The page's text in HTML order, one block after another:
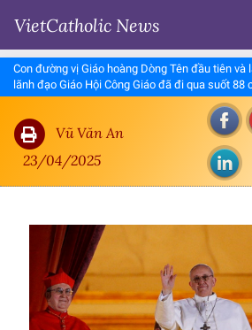
VietCatholic News
Con đường vị Giáo hoàng Dòng Tên đầu tiên
lãnh đạo Giáo Hội Công Giáo đã đi qua suốt 88
Vũ Văn An
23/04/2025